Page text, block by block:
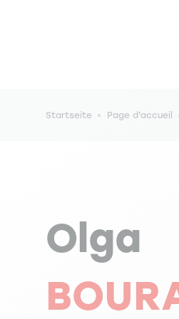
Pfadnavigation
Startseite Page d'accueil
Olga